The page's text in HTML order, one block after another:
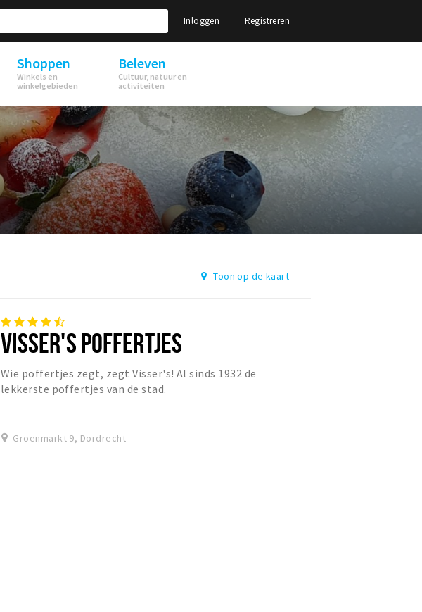
Inloggen Registreren
Shoppen
Winkels en
winkelgebieden
Beleven
Cultuur, natuur en
activiteiten
Toon op de kaart
VISSER'S POFFERTJES
Wie poffertjes zegt, zegt Visser's! Al sinds 1932 de
lekkerste poffertjes van de stad.
Groenmarkt 9, Dordrecht